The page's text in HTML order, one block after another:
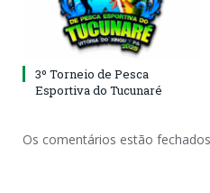
3º Torneio de Pesca
Esportiva do Tucunaré
Os comentários estão